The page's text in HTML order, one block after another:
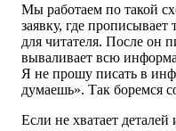
Мы работаем по такой
заявку, где прописывает
для читателя. После он
вываливает всю
Я не прошу писать в
думаешь». Так боремся
Если не хватает